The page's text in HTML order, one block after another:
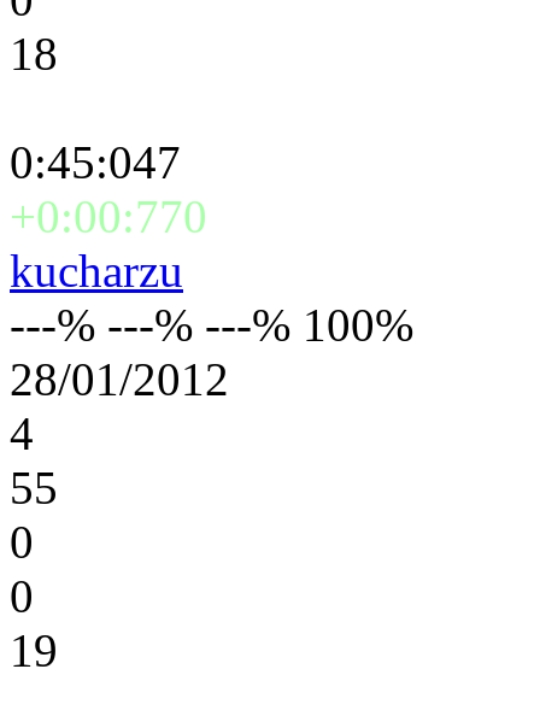
18
0:45:047
+0:00:770
kucharzu
---% ---% ---% 100%
28/01/2012
4
55
0
0
19